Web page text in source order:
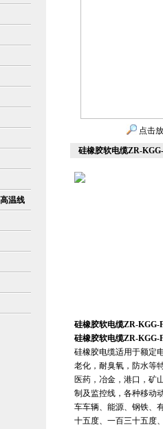
温线
点击
硅橡胶软电缆ZR-
硅橡胶软电缆ZR-KGG-
硅橡胶软电缆ZR-KGG-
硅橡胶电缆适用于额定
老化，耐臭氧，防水等
医药，冶金，港口，矿
制及监控线，各种移动
车车辆、能源、钢铁、
十五度、一百三十五度